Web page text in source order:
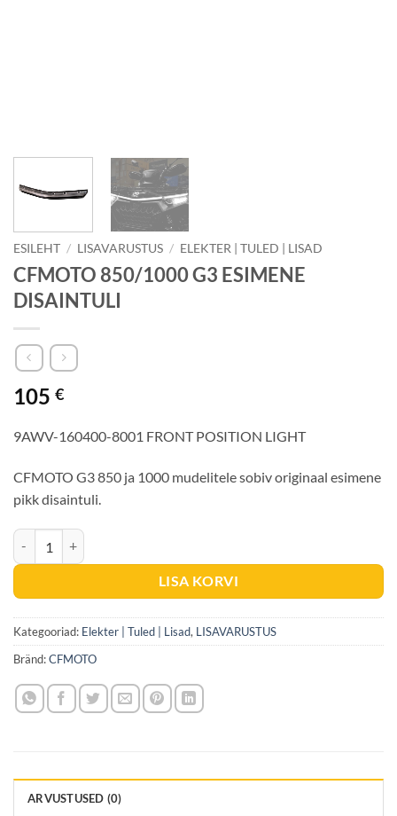
ESILEHT / LISAVARUSTUS / ELEKTER | TULED | LISAD
CFMOTO 850/1000 G3 ESIMENE
DISAINTULI
105 €
9AWV-160400-8001 FRONT POSITION LIGHT
CFMOTO G3 850 ja 1000 mudelitele sobiv originaal esimene
pikk disaintuli.
CFMOTO 850/1000 G3 ESIMENE DISAINTULI kogus
LISA KORVI
Kategooriad: Elekter | Tuled | Lisad, LISAVARUSTUS
Bränd:CFMOTO
ARVUSTUSED (0)